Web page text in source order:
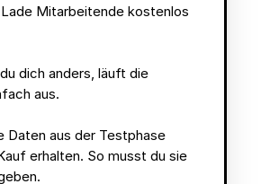
Mitarbeitende kostenlos
dich anders, läuft die
aus.
Daten aus der Testphase
erhalten. So musst du sie